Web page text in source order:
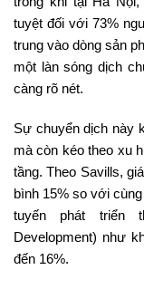
tuyệt đối với 73%
trung vào dòng sản
một làn sóng dịch
càng rõ nét.
Sự chuyển dịch này
mà còn kéo theo xu
tầng. Theo Savills,
bình 15% so với
tuyến phát triển
Development) như
đến 16%.